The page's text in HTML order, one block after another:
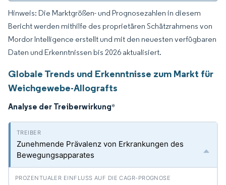
Hinweis: Die Marktgrößen- und Prognosezahlen in diesem
Bericht werden mithilfe des proprietären Schätzrahmens von
Mordor Intelligence erstellt und mit den neuesten verfügbaren
Daten und Erkenntnissen bis 2026 aktualisiert.
Globale Trends und Erkenntnisse zum Markt für
Weichgewebe-Allografts
Analyse der Treiberwirkung*
Zunehmende Prävalenz von Erkrankungen des
Bewegungsapparates